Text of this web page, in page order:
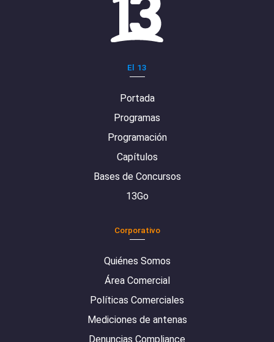
El 13
Portada
Programas
Programación
Capítulos
Bases de Concursos
13Go
Corporativo
Quiénes Somos
Área Comercial
Políticas Comerciales
Mediciones de antenas
Denuncias Compliance